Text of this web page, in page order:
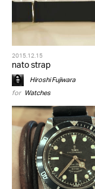
2015.12.15
nato strap
Hiroshi Fujiwara
for Watches